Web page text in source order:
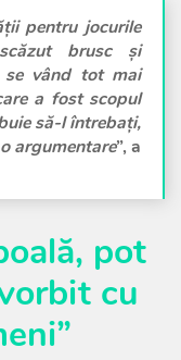
pentru jocurile
brusc și
se vând tot mai
a fost scopul
să-l întrebați,
argumentare”, a
pot
cu